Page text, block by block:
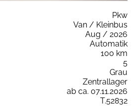
Pkw
Van / Kleinbus
Aug / 2026
Automatik
100 km
5
Grau
Zentrallager
ab ca. 07.11.2026
T.52832